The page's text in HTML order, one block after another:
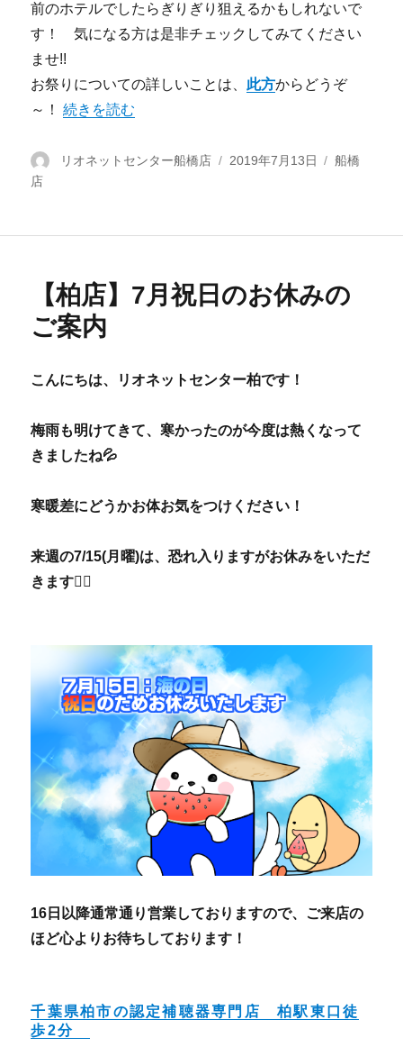
前のホテルでしたらぎりぎり狙えるかもしれないで
す！ 気になる方は是非チェックしてみてください
ませ!!
お祭りについての詳しいことは、 此方からどうぞ
～！“【船橋店】われは海の子” の
続きを読む
投
リオネットセンター船橋店
投
2019年7月13日
カ
船橋
店
【柏店】7月祝日のお休みの
ご案内
こんにちは、リオネットセンター柏です！
梅雨も明けてきて、寒かったのが今度は熱くなって
きましたね💦
寒暖差にどうかお体お気をつけください！
来週の7/15(月曜)は、恐れ入りますがお休みをいただ
きます🙇‍♀️
16日以降通常通り営業しておりますので、ご来店の
ほど心よりお待ちしております！
千葉県柏市の認定補聴器専門店 柏駅東口徒
歩2分